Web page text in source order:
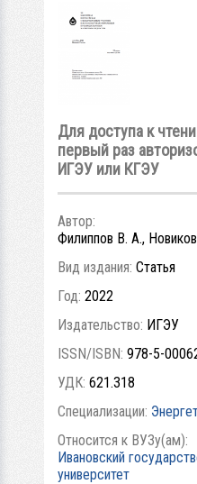
Для доступа к
первый раз
ИГЭУ или КГЭУ
Автор:
Филиппов В. А.,
Вид издания: Статья
Год: 2022
Издательство: ИГЭУ
ISSN/ISBN: 978-5-
УДК: 621.318
Специализации:
Относится к ВУЗу(ам):
Ивановский
университет